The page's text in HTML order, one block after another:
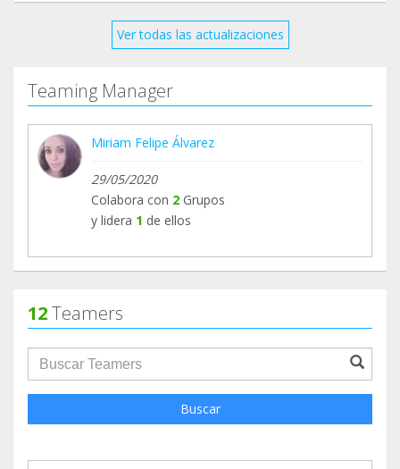
Ver todas las actualizaciones
Teaming Manager
Miriam Felipe Álvarez
29/05/2020
Colabora con 2 Grupos
y lidera 1 de ellos
12Teamers
groupProfile.searchForm.search.text???
Buscar